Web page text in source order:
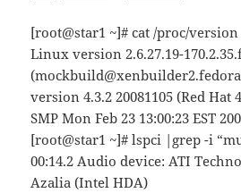
[root@star1 ~]# cat /proc/version
Linux version 2.6.27.19-
version 4.3.2 20081105 (Red Hat
SMP Mon Feb 23 13:00:23 EST
[root@star1 ~]# lspci |grep -i
00:14.2 Audio device: ATI
Azalia (Intel HDA)